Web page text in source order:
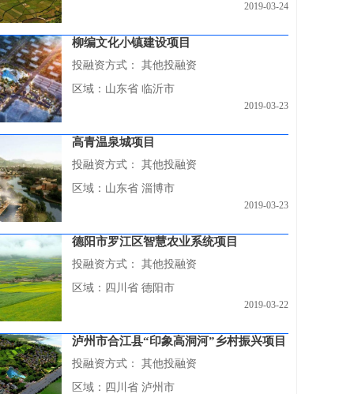
2019-03-24
柳编文化小镇建设项目
投融资方式：
其他投融资
区域：山东省 临沂市
2019-03-23
高青温泉城项目
投融资方式：
其他投融资
区域：山东省 淄博市
2019-03-23
德阳市罗江区智慧农业系统项目
投融资方式：
其他投融资
区域：四川省 德阳市
2019-03-22
泸州市合江县“印象高洞河”乡村振兴项目
投融资方式：
其他投融资
区域：四川省 泸州市